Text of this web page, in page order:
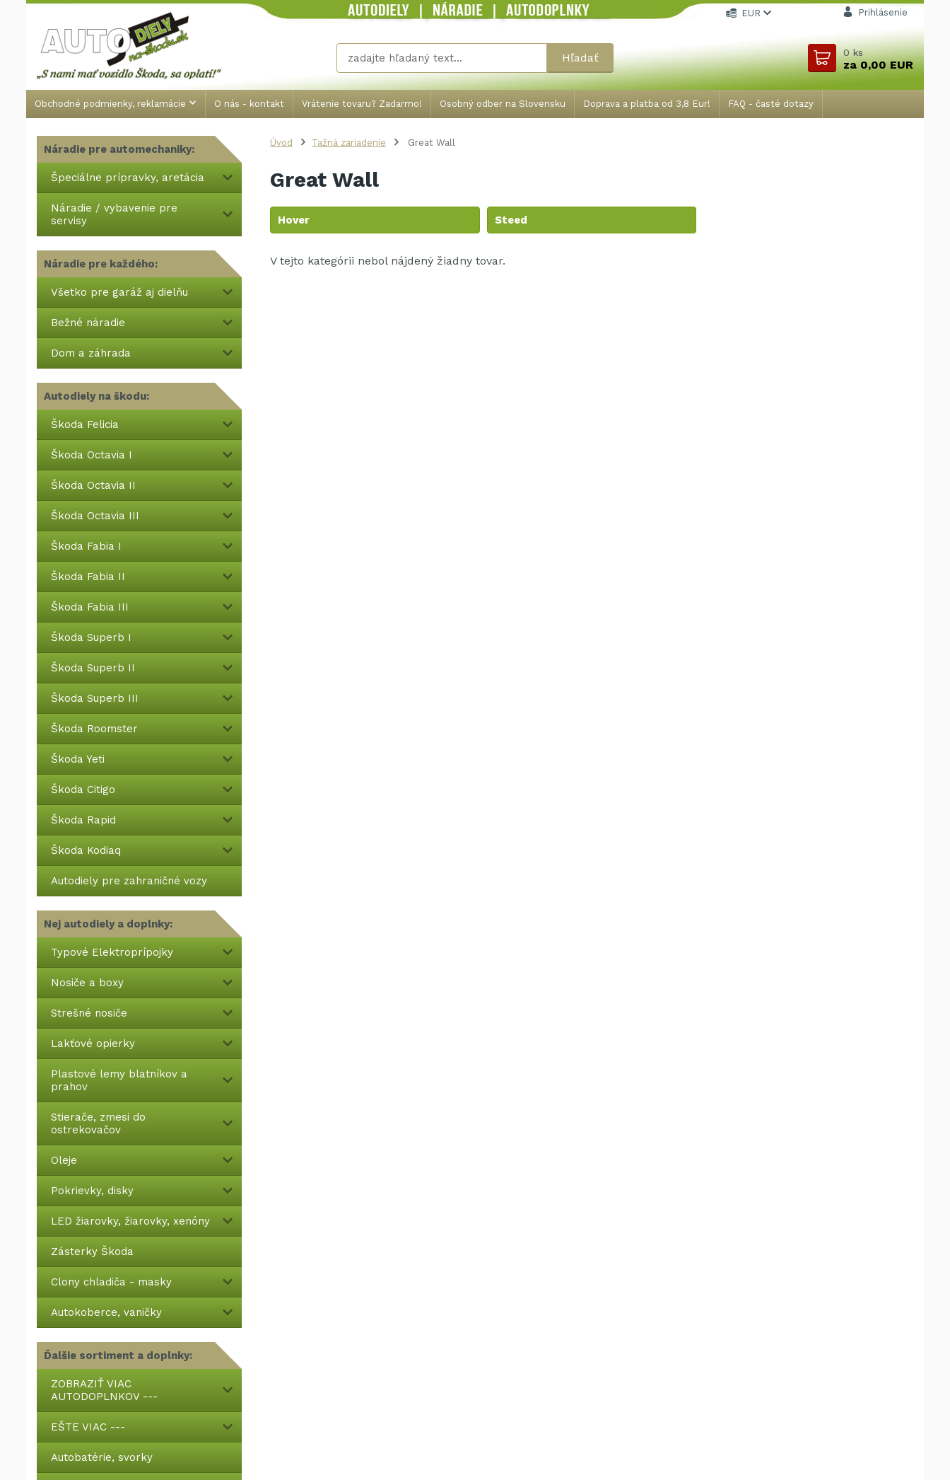
Obchodné podmienky, reklamácie O nás - kontakt Vrátenie tovaru? Zadarmo! Osobný odber na Slovensku Doprava a platba od 3,8 Eur! FAQ - časté dotazy
EUR Prihlásenie
Hľadať 0ks
za0,00 EUR
Náradie pre automechaniky:
Špeciálne prípravky, aretácia
Náradie / vybavenie pre
servisy
Náradie pre každého:
Všetko pre garáž aj dielňu
Bežné náradie
Dom a záhrada
Autodiely na škodu:
Škoda Felicia
Škoda Octavia I
Škoda Octavia II
Škoda Octavia III
Škoda Fabia I
Škoda Fabia II
Škoda Fabia III
Škoda Superb I
Škoda Superb II
Škoda Superb III
Škoda Roomster
Škoda Yeti
Škoda Citigo
Škoda Rapid
Škoda Kodiaq
Autodiely pre zahraničné vozy
Nej autodiely a doplnky:
Typové Elektroprípojky
Nosiče a boxy
Strešné nosiče
Lakťové opierky
Plastové lemy blatníkov a
prahov
Stierače, zmesi do
ostrekovačov
Oleje
Pokrievky, disky
LED žiarovky, žiarovky, xenóny
Zásterky Škoda
Clony chladiča - masky
Autokoberce, vaničky
Ďalšie sortiment a doplnky:
ZOBRAZIŤ VIAC
AUTODOPLNKOV ---
EŠTE VIAC ---
Autobatérie, svorky
Úvod Tažná zariadenie Great Wall
Great Wall
Hover Steed
V tejto kategórii nebol nájdený žiadny tovar.